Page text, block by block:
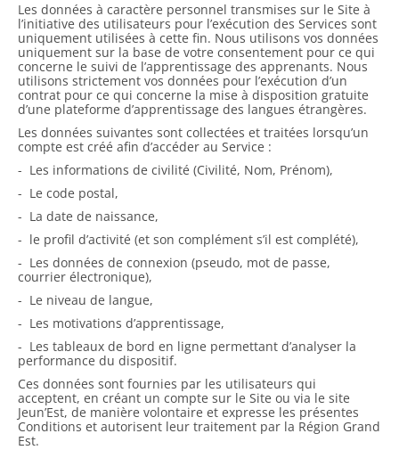
Les données à caractère personnel transmises sur le Site à
l’initiative des utilisateurs pour l’exécution des Services sont
uniquement utilisées à cette fin. Nous utilisons vos données
uniquement sur la base de votre consentement pour ce qui
concerne le suivi de l’apprentissage des apprenants. Nous
utilisons strictement vos données pour l’exécution d’un
contrat pour ce qui concerne la mise à disposition gratuite
d’une plateforme d’apprentissage des langues étrangères.
Les données suivantes sont collectées et traitées lorsqu’un
compte est créé afin d’accéder au Service :
- Les informations de civilité (Civilité, Nom, Prénom),
- Le code postal,
- La date de naissance,
- le profil d’activité (et son complément s’il est complété),
- Les données de connexion (pseudo, mot de passe,
courrier électronique),
- Le niveau de langue,
- Les motivations d’apprentissage,
- Les tableaux de bord en ligne permettant d’analyser la
performance du dispositif.
Ces données sont fournies par les utilisateurs qui
acceptent, en créant un compte sur le Site ou via le site
Jeun’Est, de manière volontaire et expresse les présentes
Conditions et autorisent leur traitement par la Région Grand
Est.